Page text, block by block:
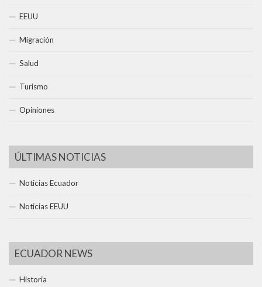
EEUU
Migración
Salud
Turismo
Opiniones
ÚLTIMAS NOTICIAS
Noticias Ecuador
Noticias EEUU
ECUADOR NEWS
Historia